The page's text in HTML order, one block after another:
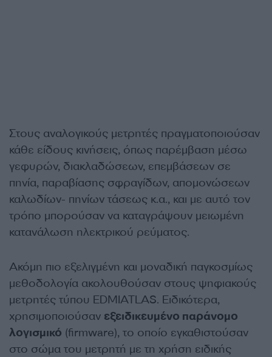
Στους αναλογικούς μετρητές πραγματοποιούσαν
κάθε είδους κινήσεις, όπως παρέμβαση μέσω
γεφυρών, διακλαδώσεων, επεμβάσεων σε
πηνία, παραβίασης σφραγίδων, απομονώσεων
καλωδίων- πηνίων τάσεως κ.α., και με αυτό τον
τρόπο μπορούσαν να καταγράψουν μειωμένη
κατανάλωση ηλεκτρικού ρεύματος.
Ακόμη πιο εξελιγμένη και μοναδική παγκοσμίως
μεθοδολογία ακολουθούσαν στους ψηφιακούς
μετρητές τύπου EDMIATLAS. Ειδικότερα,
χρησιμοποιούσαν εξειδικευμένο παράνομο
λογισμικό (firmware), το οποίο εγκαθιστούσαν
στο σώμα του μετρητή με τη χρήση ειδικής